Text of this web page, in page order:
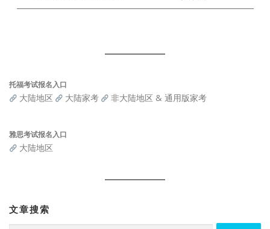
托福考试报名入口
大陆地区 大陆家考 非大陆地区 & 通用版家考
雅思考试报名入口
大陆地区
文章搜索